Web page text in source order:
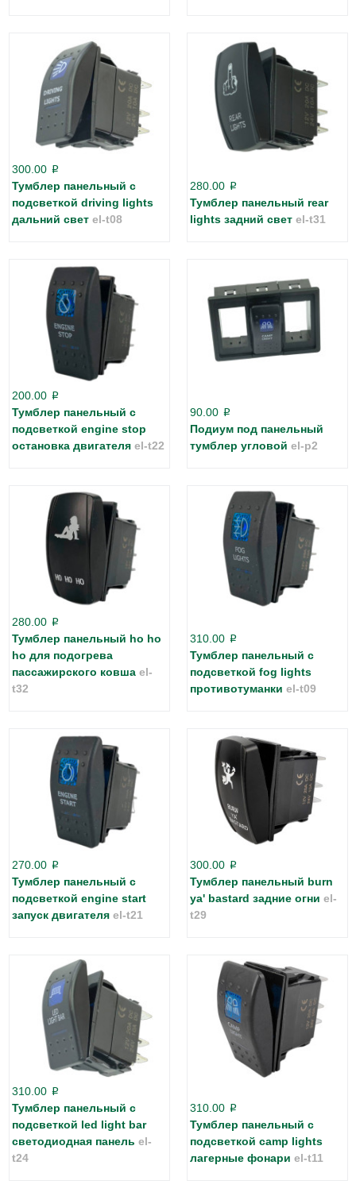
300.00 p
Тумблер панельный с
подсветкой driving lights
дальний свет el-t08
280.00 p
Тумблер панельный rear
lights задний свет el-t31
200.00 p
Тумблер панельный с
подсветкой engine stop
остановка двигателя el-t22
90.00 p
Подиум под панельный
тумблер угловой el-p2
280.00 p
Тумблер панельный ho ho
ho для подогрева
пассажирского ковша el-
t32
310.00 p
Тумблер панельный с
подсветкой fog lights
противотуманки el-t09
270.00 p
Тумблер панельный с
подсветкой engine start
запуск двигателя el-t21
300.00 p
Тумблер панельный burn
ya' bastard задние огни el-
t29
310.00 p
Тумблер панельный с
подсветкой led light bar
светодиодная панель el-
t24
310.00 p
Тумблер панельный с
подсветкой camp lights
лагерные фонари el-t11